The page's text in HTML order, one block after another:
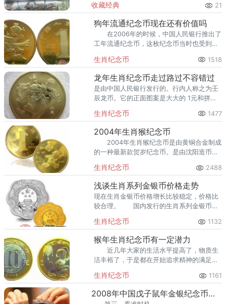
的土地上，越来越多的人开始关注钱币收
藏，熊猫金币凭借其国家法定货币
收藏经典 21
狗年流通纪念币现在还有价值吗
在2006年的时候，中国人民银行推出了
工年流通纪念币，这枚纪念币当时也受到了
的狗为主要形象制作而成的，所以在当年推
出来的时候受到了很
生肖纪念币 1518
龙年生肖纪念币走过路过不容错过
是由中国人民银行发行的。行内人称之为壬
辰龙币。它的正面图案是大大的 1元和拼音
我们平时所见的一元硬币在外貌上有些相
生肖纪念币 1477
2004年生肖猴纪念币
2004年生肖猴纪念币是由黄铜合金制成
的一种最新款贺岁纪念币。是由沈阳造币厂
生肖纪念币 2488
浅谈生肖系列金银币价格走势
现在生肖金银币价格增长比较稳定，价格比
较合理。 国内发行的生肖系列金银币的
生肖纪念币 1132
猴年生肖纪念币有一定潜力
近几年大家的生活水平提高了，物质生
活丰裕了，于是都在开始追求精神的满足。
在炒股。但是股票毕竟是高利润、高投资、
高风险并存的一个投资项
生肖纪念币 1161
2008年中国戊子鼠年金银纪念币收藏注意事项